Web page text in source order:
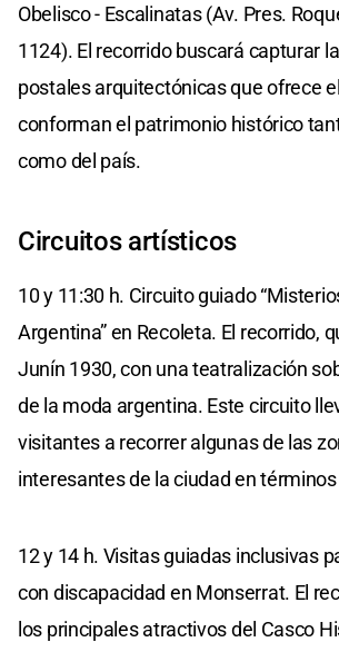
Obelisco - Escalinatas (Av. Pres.
1124). El recorrido buscará capturar
postales arquitectónicas que ofrece
conforman el patrimonio histórico
como del país.
Circuitos artísticos
10 y 11:30 h. Circuito guiado
Argentina” en Recoleta. El recorrido,
Junín 1930, con una teatralización
de la moda argentina. Este circuito
visitantes a recorrer algunas de las
interesantes de la ciudad en
12 y 14 h. Visitas guiadas inclusivas
con discapacidad en Monserrat. El
los principales atractivos del Casco